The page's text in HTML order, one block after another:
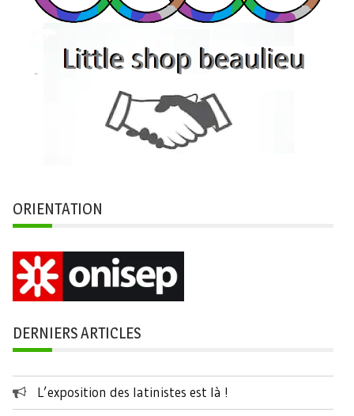
ORIENTATION
DERNIERS ARTICLES
L’exposition des latinistes est là !